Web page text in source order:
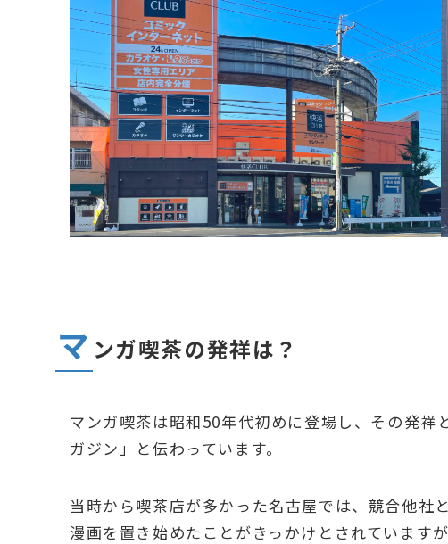
マ ンガ喫茶の発祥は？
マンガ喫茶は昭和50年代初めに登場し、その発
ガジン」と伝わっています。
当時から喫茶店が多かった名古屋では、競合他社
漫画を置き始めたことがきっかけとされています